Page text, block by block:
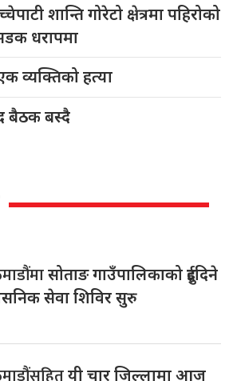
शान्ति गोरेटो क्षेत्रमा पहिरोको
धरापमा
व्यक्तिको हत्या
बैठक बस्दै
सोताङ गाउँपालिकाको दुईदिने
सेवा शिविर सुरु
यी चार जिल्लामा आज